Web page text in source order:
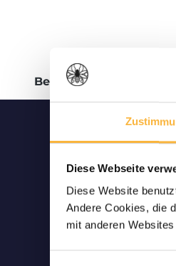
Diese Webseite
Diese Website
Andere Cookies, die
mit anderen
Beschreibung
Lebende
Wir garantieren